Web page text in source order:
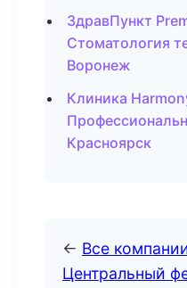
ЗдравПункт
Стоматология
Воронеж
Клиника
Красноярск
← Все
Центральный